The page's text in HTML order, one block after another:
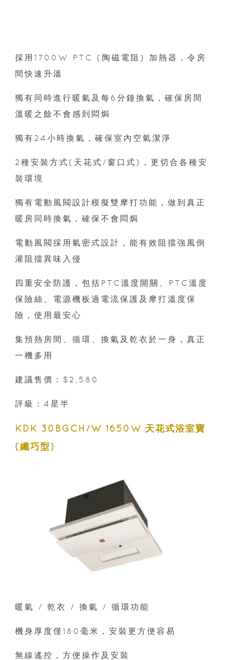
採用1700W PTC (陶磁電阻) 加熱器，令房
間快速升溫
獨有同時進行暖氣及每6分鐘換氣，確保房間
溫暖之餘不會感到悶焗
獨有24小時換氣，確保室內空氣潔淨
2種安裝方式(天花式/窗口式)，更切合各種安
裝環境
獨有電動風閥設計模擬雙摩打功能，做到真正
暖房同時換氣，確保不會悶焗
電動風閥採用氣密式設計，能有效阻擋強風倒
灌阻擋異味入侵
四重安全防護，包括PTC溫度開關、PTC溫度
保險絲、電源機板過電流保護及摩打溫度保
險，使用最安心
集預熱房間、循環、換氣及乾衣於一身，真正
一機多用
建議售價：$2,580
評級：4星半
KDK 30BGCH/W 1650W 天花式浴室寶
(纖巧型)
暖氣 / 乾衣 / 換氣 / 循環功能
機身厚度僅180毫米，安裝更方便容易
無線遙控，方便操作及安裝